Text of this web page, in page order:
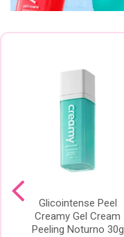
Glicointense Peel
Creamy Gel Cream
Peeling Noturno 30g